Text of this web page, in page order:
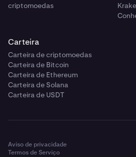
criptomoedas
Carteira
Carteira de criptomoedas
Carteira de Bitcoin
Carteira de Ethereum
Carteira de Solana
Carteira de USDT
Aviso de privacidade
Termos de Serviço